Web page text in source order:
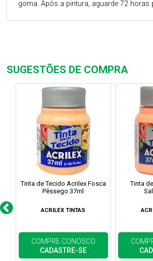
goma. Após a pintura, aguarde 72 horas
SUGESTÕES DE COMPRA
Tinta de Tecido Acrilex Fosca
Pêssego 37ml
ACRILEX TINTAS
COMPRE CONOSCO
CADASTRE-SE
Tinta